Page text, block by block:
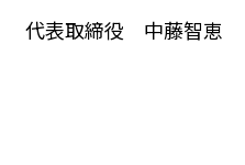
代表取締役 中藤智恵